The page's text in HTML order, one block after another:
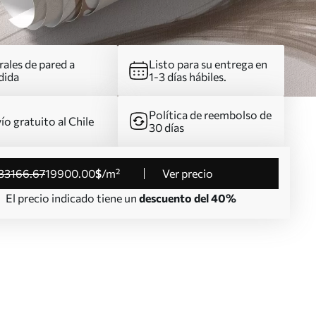
de pared a
Listo para su entrega en
1-3 días hábiles.
gratuito al Chile
Política de reembolso de
30 días
.6719900.00$/m²
Ver precio
El precio indicado tiene un descuento del 40%